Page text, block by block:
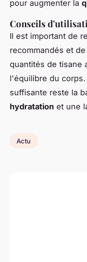
pour augmenter la
Conseils
Il est important de
recommandés et
quantités de tisane
l'équilibre du
suffisante reste la
hydratation et une
Actu